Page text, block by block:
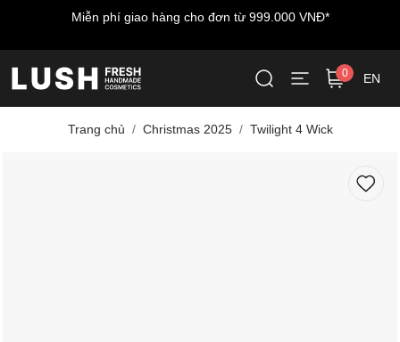
Miễn phí giao hàng cho đơn từ 999.000 VNĐ*
0 EN
Trang chủ Christmas 2025 Twilight 4 Wick